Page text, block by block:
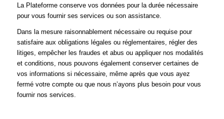
La Plateforme conserve vos données pour la durée nécessaire
pour vous fournir ses services ou son assistance.
Dans la mesure raisonnablement nécessaire ou requise pour
satisfaire aux obligations légales ou réglementaires, régler des
litiges, empêcher les fraudes et abus ou appliquer nos modalités
et conditions, nous pouvons également conserver certaines de
vos informations si nécessaire, même après que vous ayez
fermé votre compte ou que nous n’ayons plus besoin pour vous
fournir nos services.